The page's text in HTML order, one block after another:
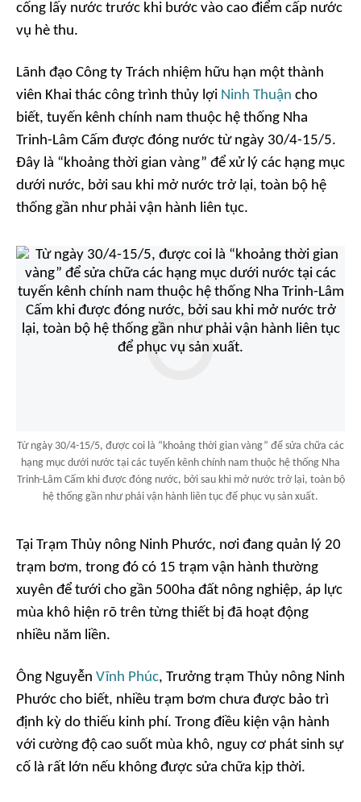
cống lấy nước trước khi bước vào cao điểm cấp nước
vụ hè thu.
Lãnh đạo Công ty Trách nhiệm hữu hạn một thành
viên Khai thác công trình thủy lợi Ninh Thuận cho
biết, tuyến kênh chính nam thuộc hệ thống Nha
Trinh-Lâm Cấm được đóng nước từ ngày 30/4-15/5.
Đây là “khoảng thời gian vàng” để xử lý các hạng mục
dưới nước, bởi sau khi mở nước trở lại, toàn bộ hệ
thống gần như phải vận hành liên tục.
Từ ngày 30/4-15/5, được coi là “khoảng thời gian vàng” để sửa chữa các
hạng mục dưới nước tại các tuyến kênh chính nam thuộc hệ thống Nha
Trinh-Lâm Cấm khi được đóng nước, bởi sau khi mở nước trở lại, toàn bộ
hệ thống gần như phải vận hành liên tục để phục vụ sản xuất.
Tại Trạm Thủy nông Ninh Phước, nơi đang quản lý 20
trạm bơm, trong đó có 15 trạm vận hành thường
xuyên để tưới cho gần 500ha đất nông nghiệp, áp lực
mùa khô hiện rõ trên từng thiết bị đã hoạt động
nhiều năm liền.
Ông Nguyễn Vĩnh Phúc, Trưởng trạm Thủy nông Ninh
Phước cho biết, nhiều trạm bơm chưa được bảo trì
định kỳ do thiếu kinh phí. Trong điều kiện vận hành
với cường độ cao suốt mùa khô, nguy cơ phát sinh sự
cố là rất lớn nếu không được sửa chữa kịp thời.